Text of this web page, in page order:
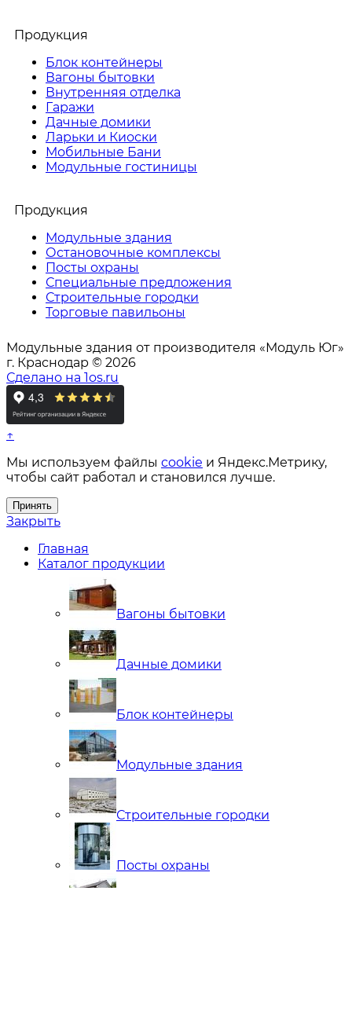
Продукция
Блок контейнеры
Вагоны бытовки
Внутренняя отделка
Гаражи
Дачные домики
Ларьки и Киоски
Мобильные Бани
Модульные гостиницы
Продукция
Модульные здания
Остановочные комплексы
Посты охраны
Специальные предложения
Строительные городки
Торговые павильоны
Модульные здания от производителя «Модуль Юг»
г. Краснодар © 2026
Сделано на 1os.ru
↑
Мы используем файлы cookie и Яндекс.Метрику,
чтобы сайт работал и становился лучше.
Принять
Закрыть
Главная
Каталог продукции
Вагоны бытовки
Дачные домики
Блок контейнеры
Модульные здания
Строительные городки
Посты охраны